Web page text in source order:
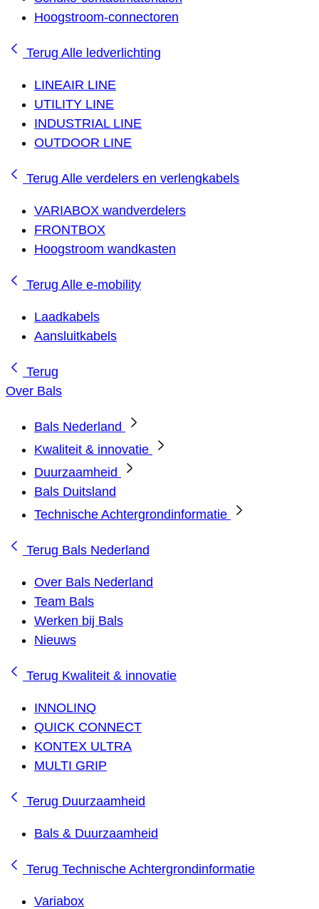
Hoogstroom-connectoren
Terug Alle ledverlichting
LINEAIR LINE
UTILITY LINE
INDUSTRIAL LINE
OUTDOOR LINE
Terug Alle verdelers en verlengkabels
VARIABOX wandverdelers
FRONTBOX
Hoogstroom wandkasten
Terug Alle e-mobility
Laadkabels
Aansluitkabels
Terug
Over Bals
Bals Nederland
Kwaliteit & innovatie
Duurzaamheid
Bals Duitsland
Technische Achtergrondinformatie
Terug Bals Nederland
Over Bals Nederland
Team Bals
Werken bij Bals
Nieuws
Terug Kwaliteit & innovatie
INNOLINQ
QUICK CONNECT
KONTEX ULTRA
MULTI GRIP
Terug Duurzaamheid
Bals & Duurzaamheid
Terug Technische Achtergrondinformatie
Variabox